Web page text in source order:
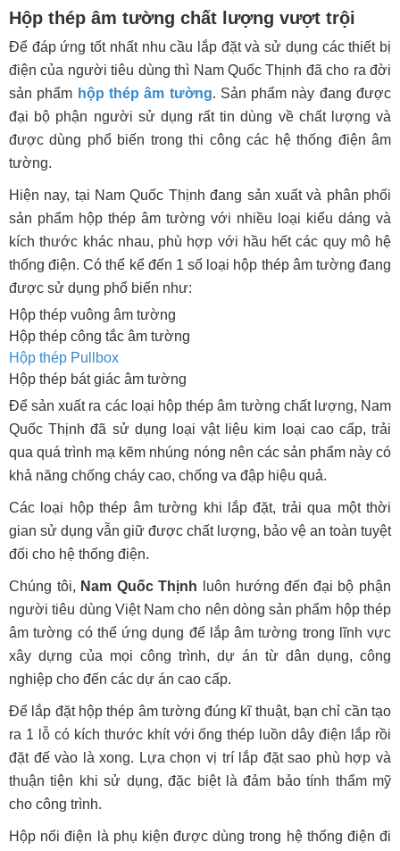
Hộp thép âm tường chất lượng vượt trội
Để đáp ứng tốt nhất nhu cầu lắp đặt và sử dụng các thiết bị
điện của người tiêu dùng thì Nam Quốc Thịnh đã cho ra đời
sản phẩm hộp thép âm tường. Sản phẩm này đang được
đại bộ phận người sử dụng rất tin dùng về chất lượng và
được dùng phổ biến trong thi công các hệ thống điện âm
tường.
Hiện nay, tại Nam Quốc Thịnh đang sản xuất và phân phối
sản phẩm hộp thép âm tường với nhiều loại kiểu dáng và
kích thước khác nhau, phù hợp với hầu hết các quy mô hệ
thống điện. Có thể kể đến 1 số loại hộp thép âm tường đang
được sử dụng phổ biến như:
Hộp thép vuông âm tường
Hộp thép công tắc âm tường
Hộp thép Pullbox
Hộp thép bát giác âm tường
Để sản xuất ra các loại hộp thép âm tường chất lượng, Nam
Quốc Thịnh đã sử dụng loại vật liệu kim loại cao cấp, trải
qua quá trình mạ kẽm nhúng nóng nên các sản phẩm này có
khả năng chống cháy cao, chống va đập hiệu quả.
Các loại hộp thép âm tường khi lắp đặt, trải qua một thời
gian sử dụng vẫn giữ được chất lượng, bảo vệ an toàn tuyệt
đối cho hệ thống điện.
Chúng tôi, Nam Quốc Thịnh luôn hướng đến đại bộ phận
người tiêu dùng Việt Nam cho nên dòng sản phẩm hộp thép
âm tường có thể ứng dụng để lắp âm tường trong lĩnh vực
xây dựng của mọi công trình, dự án từ dân dụng, công
nghiệp cho đến các dự án cao cấp.
Để lắp đặt hộp thép âm tường đúng kĩ thuật, bạn chỉ cần tạo
ra 1 lỗ có kích thước khít với ống thép luồn dây điện lắp rồi
đặt đế vào là xong. Lựa chọn vị trí lắp đặt sao phù hợp và
thuận tiện khi sử dụng, đặc biệt là đảm bảo tính thẩm mỹ
cho công trình.
Hộp nối điện là phụ kiện được dùng trong hệ thống điện đi